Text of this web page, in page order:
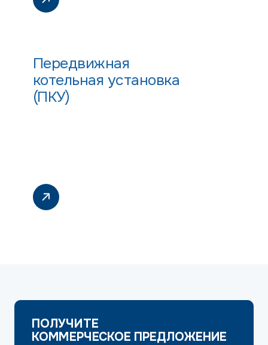
Передвижная
котельная установка
(ПКУ)
ПОЛУЧИТЕ
КОММЕРЧЕСКОЕ ПРЕДЛОЖЕНИЕ